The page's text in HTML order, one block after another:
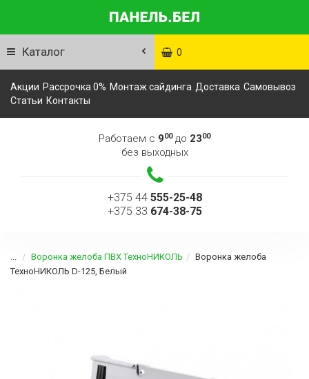
Каталог 0
Акции Рассрочка 0% Монтаж сайдинга Доставка Самовывоз
Статьи Контакты
Работаем с 900до 2300
без выходных
+375 44 555-25-48
+375 33 674-38-75
... Воронка желоба ПВХ ТехноНИКОЛЬ
Воронка желоба
ТехноНИКОЛЬ D-125, Белый